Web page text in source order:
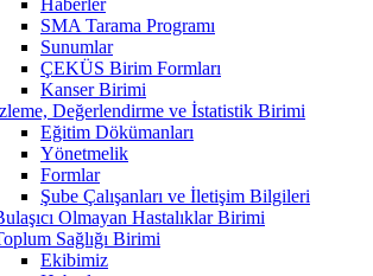
SMA Tarama Programı
Sunumlar
ÇEKÜS Birim Formları
Kanser Birimi
Değerlendirme ve İstatistik Birimi
Eğitim Dökümanları
Yönetmelik
Formlar
Şube Çalışanları ve İletişim Bilgileri
Olmayan Hastalıklar Birimi
Sağlığı Birimi
Ekibimiz